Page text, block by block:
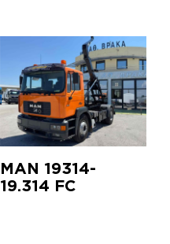
MAN 19314-
19.314 FC